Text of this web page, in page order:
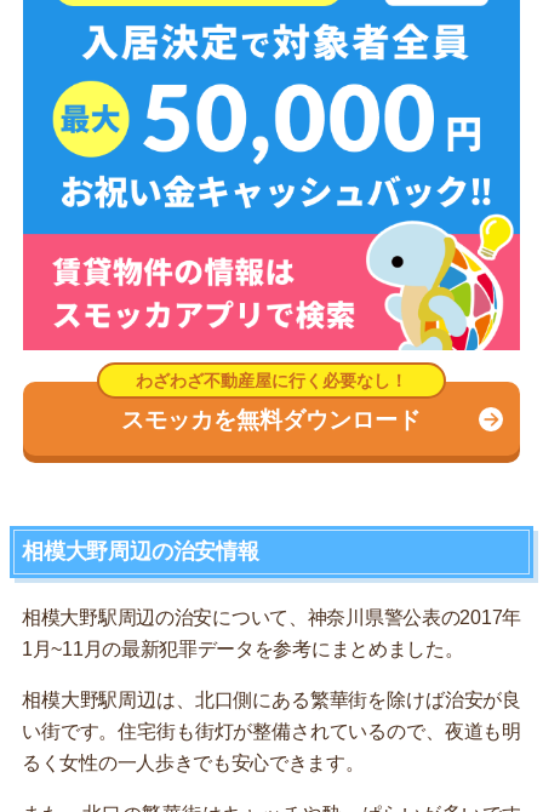
スモッカを無料ダウンロード
相模大野周辺の治安情報
相模大野駅周辺の治安について、神奈川県警公表の2017年
1月~11月の最新犯罪データを参考にまとめました。
相模大野駅周辺は、北口側にある繁華街を除けば治安が良
い街です。住宅街も街灯が整備されているので、夜道も明
るく女性の一人歩きでも安心できます。